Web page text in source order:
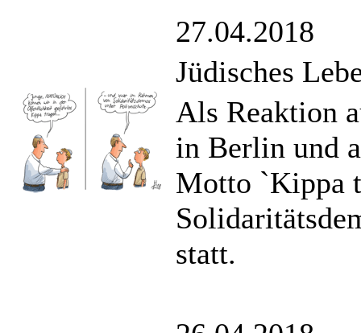
27.04.2018
Jüdisches
Als Reaktion
in Berlin und
Motto `Kippa
statt.